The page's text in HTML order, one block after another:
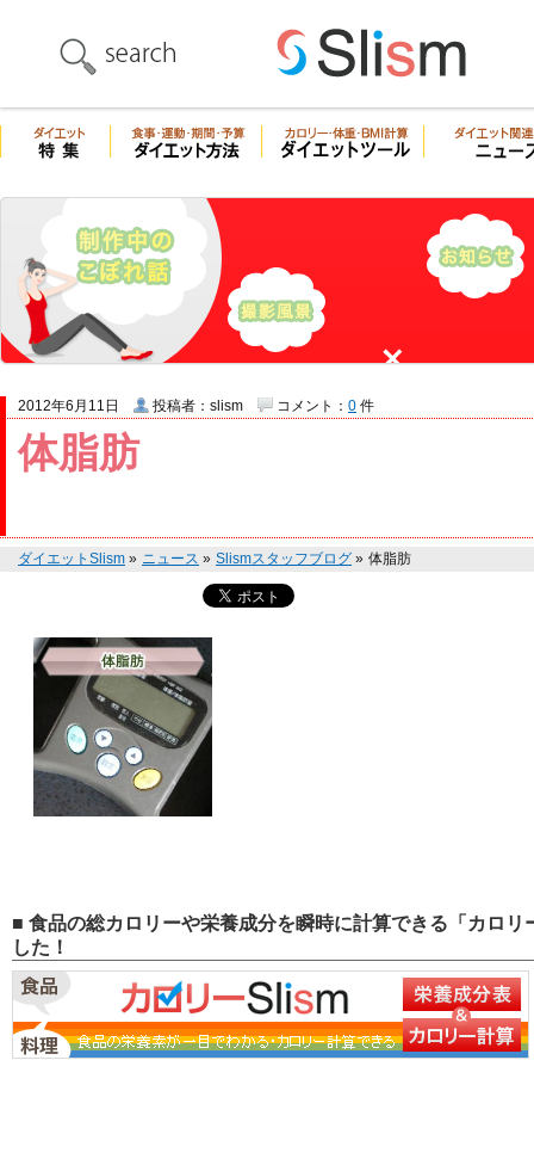
体脂肪
2012年6月11日 投稿者：slism コメント： 0 件
ダイエットSlism » ニュース » Slismスタッフブログ » 体脂肪
■ 食品の総カロリーや栄養成分を瞬時に計算できる「カロ
した！